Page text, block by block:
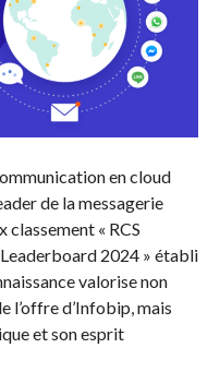
en cloud
de la messagerie
classement « RCS
2024 » établi
valorise non
l’offre d’Infobip, mais
et son esprit